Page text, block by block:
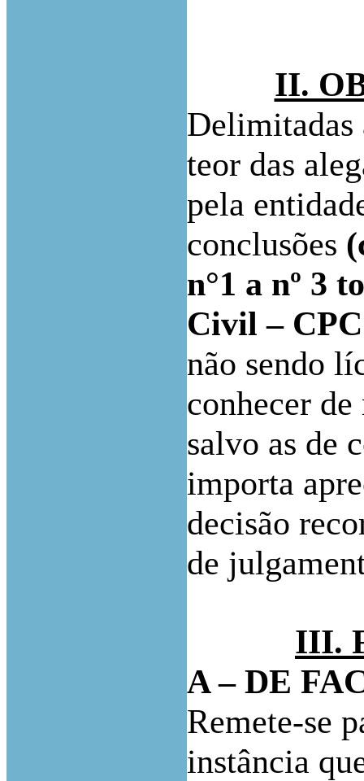
II.
Delimitadas
teor das
pela
conclusões
n°1 a nº 3
Civil –
não sendo
conhecer
salvo as de
importa
decisão
de
III.
A – DE
Remete-se
instância